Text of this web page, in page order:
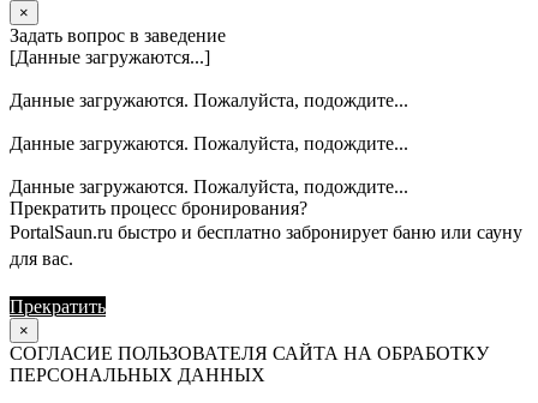
×
Задать вопрос в заведение
[Данные загружаются...]
Данные загружаются. Пожалуйста, подождите...
Данные загружаются. Пожалуйста, подождите...
Данные загружаются. Пожалуйста, подождите...
Прекратить процесс бронирования?
PortalSaun.ru быстро и бесплатно забронирует баню или сауну
для вас.
Прекратить
×
СОГЛАСИЕ ПОЛЬЗОВАТЕЛЯ САЙТА НА ОБРАБОТКУ
ПЕРСОНАЛЬНЫХ ДАННЫХ